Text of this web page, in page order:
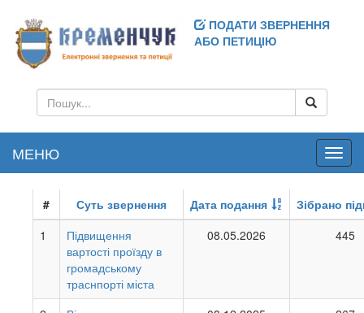
ПОДАТИ ЗВЕРНЕННЯ
АБО ПЕТИЦІЮ
МЕНЮ
# Суть звернення Дата подання
Зібрано
1
Підвищення
вартості проїзду в
громадському
траснпорті міста
08.05.2026 445